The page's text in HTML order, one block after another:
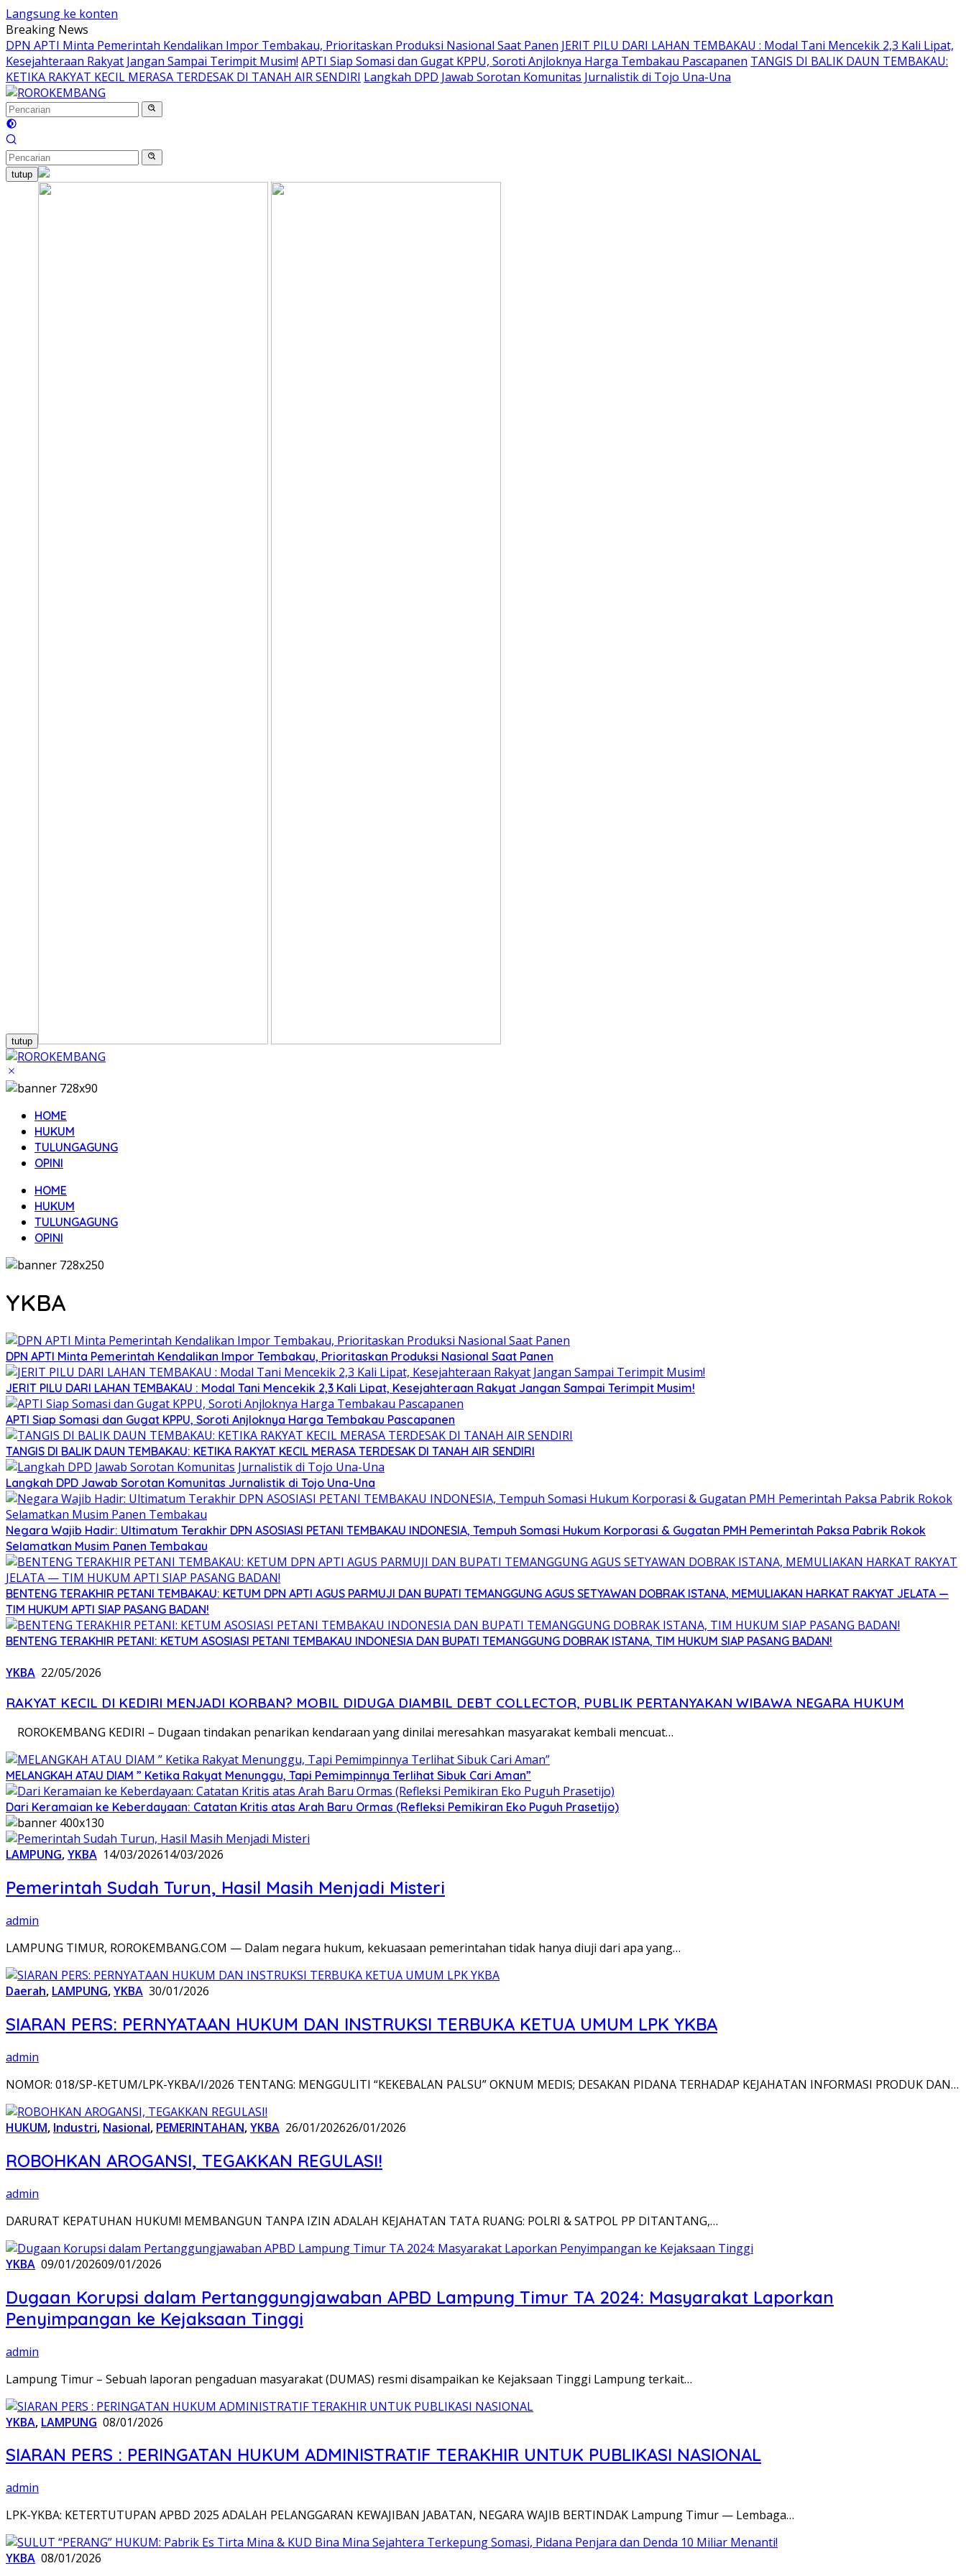
Langsung ke konten
Breaking News
DPN APTI Minta Pemerintah Kendalikan Impor Tembakau, Prioritaskan Produksi Nasional Saat Panen JERIT PILU DARI LAHAN TEMBAKAU ​: Modal Tani Mencekik 2,3 Kali Lipat,
Kesejahteraan Rakyat Jangan Sampai Terimpit Musim! APTI Siap Somasi dan Gugat KPPU, Soroti Anjloknya Harga Tembakau Pascapanen TANGIS DI BALIK DAUN TEMBAKAU:
KETIKA RAKYAT KECIL MERASA TERDESAK DI TANAH AIR SENDIRI Langkah DPD Jawab Sorotan Komunitas Jurnalistik di Tojo Una-Una
tutup
tutup
HOME
HUKUM
TULUNGAGUNG
OPINI
HOME
HUKUM
TULUNGAGUNG
OPINI
YKBA
DPN APTI Minta Pemerintah Kendalikan Impor Tembakau, Prioritaskan Produksi Nasional Saat Panen
JERIT PILU DARI LAHAN TEMBAKAU ​: Modal Tani Mencekik 2,3 Kali Lipat, Kesejahteraan Rakyat Jangan Sampai Terimpit Musim!
APTI Siap Somasi dan Gugat KPPU, Soroti Anjloknya Harga Tembakau Pascapanen
TANGIS DI BALIK DAUN TEMBAKAU: KETIKA RAKYAT KECIL MERASA TERDESAK DI TANAH AIR SENDIRI
Langkah DPD Jawab Sorotan Komunitas Jurnalistik di Tojo Una-Una
Negara Wajib Hadir: Ultimatum Terakhir DPN ASOSIASI PETANI TEMBAKAU INDONESIA, Tempuh Somasi Hukum Korporasi & Gugatan PMH Pemerintah Paksa Pabrik Rokok
Selamatkan Musim Panen Tembakau
BENTENG TERAKHIR PETANI TEMBAKAU: KETUM DPN APTI AGUS PARMUJI DAN BUPATI TEMANGGUNG AGUS SETYAWAN DOBRAK ISTANA, MEMULIAKAN HARKAT RAKYAT JELATA —
TIM HUKUM APTI SIAP PASANG BADAN!
BENTENG TERAKHIR PETANI: KETUM ASOSIASI PETANI TEMBAKAU INDONESIA DAN BUPATI TEMANGGUNG DOBRAK ISTANA, TIM HUKUM SIAP PASANG BADAN!
YKBA 22/05/2026
RAKYAT KECIL DI KEDIRI MENJADI KORBAN? MOBIL DIDUGA DIAMBIL DEBT COLLECTOR, PUBLIK PERTANYAKAN WIBAWA NEGARA HUKUM
ROROKEMBANG KEDIRI – Dugaan tindakan penarikan kendaraan yang dinilai meresahkan masyarakat kembali mencuat…
MELANGKAH ATAU DIAM ” Ketika Rakyat Menunggu, Tapi Pemimpinnya Terlihat Sibuk Cari Aman”
Dari Keramaian ke Keberdayaan: Catatan Kritis atas Arah Baru Ormas (Refleksi Pemikiran Eko Puguh Prasetijo)
LAMPUNG,YKBA 14/03/202614/03/2026
Pemerintah Sudah Turun, Hasil Masih Menjadi Misteri
admin
LAMPUNG TIMUR, ROROKEMBANG.COM — Dalam negara hukum, kekuasaan pemerintahan tidak hanya diuji dari apa yang…
Daerah, LAMPUNG,YKBA 30/01/2026
SIARAN PERS: PERNYATAAN HUKUM DAN INSTRUKSI TERBUKA KETUA UMUM LPK YKBA
admin
NOMOR: 018/SP-KETUM/LPK-YKBA/I/2026 TENTANG: MENGGULITI “KEKEBALAN PALSU” OKNUM MEDIS; DESAKAN PIDANA TERHADAP KEJAHATAN INFORMASI PRODUK DAN…
HUKUM, Industri, Nasional, PEMERINTAHAN,YKBA 26/01/202626/01/2026
ROBOHKAN AROGANSI, TEGAKKAN REGULASI!
admin
DARURAT KEPATUHAN HUKUM! MEMBANGUN TANPA IZIN ADALAH KEJAHATAN TATA RUANG: POLRI & SATPOL PP DITANTANG,…
YKBA 09/01/202609/01/2026
Dugaan Korupsi dalam Pertanggungjawaban APBD Lampung Timur TA 2024: Masyarakat Laporkan
Penyimpangan ke Kejaksaan Tinggi
admin
Lampung Timur – Sebuah laporan pengaduan masyarakat (DUMAS) resmi disampaikan ke Kejaksaan Tinggi Lampung terkait…
YKBA, LAMPUNG 08/01/2026
SIARAN PERS : PERINGATAN HUKUM ADMINISTRATIF TERAKHIR UNTUK PUBLIKASI NASIONAL
admin
LPK-YKBA: KETERTUTUPAN APBD 2025 ADALAH PELANGGARAN KEWAJIBAN JABATAN, NEGARA WAJIB BERTINDAK Lampung Timur — Lembaga…
YKBA 08/01/2026